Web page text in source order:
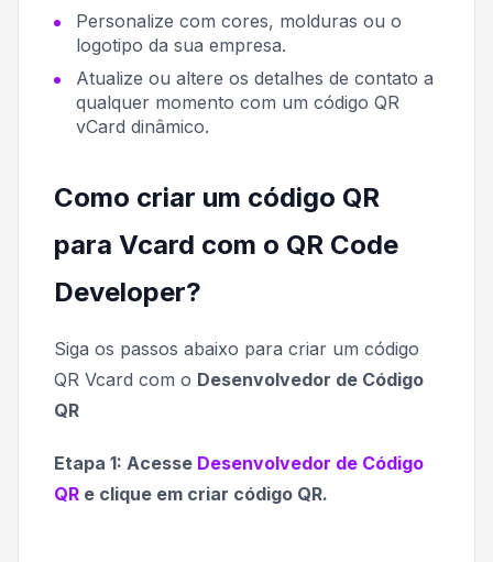
Personalize com cores, molduras ou o
logotipo da sua empresa.
Atualize ou altere os detalhes de contato a
qualquer momento com um código QR
vCard dinâmico.
Como criar um código QR
para Vcard com o QR Code
Developer?
Siga os passos abaixo para criar um código
QR Vcard com o Desenvolvedor de Código
QR
Etapa 1: Acesse Desenvolvedor de Código
QR e clique em criar código QR.